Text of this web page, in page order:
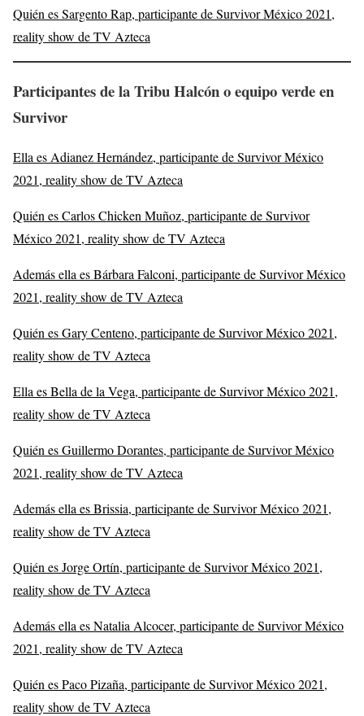
Quién es Sargento Rap, participante de Survivor México 2021,
reality show de TV Azteca
Participantes de la Tribu Halcón o equipo verde en
Survivor
Ella es Adianez Hernández, participante de Survivor México
2021, reality show de TV Azteca
Quién es Carlos Chicken Muñoz, participante de Survivor
México 2021, reality show de TV Azteca
Además ella es Bárbara Falconi, participante de Survivor México
2021, reality show de TV Azteca
Quién es Gary Centeno, participante de Survivor México 2021,
reality show de TV Azteca
Ella es Bella de la Vega, participante de Survivor México 2021,
reality show de TV Azteca
Quién es Guillermo Dorantes, participante de Survivor México
2021, reality show de TV Azteca
Además ella es Brissia, participante de Survivor México 2021,
reality show de TV Azteca
Quién es Jorge Ortín, participante de Survivor México 2021,
reality show de TV Azteca
Además ella es Natalia Alcocer, participante de Survivor México
2021, reality show de TV Azteca
Quién es Paco Pizaña, participante de Survivor México 2021,
reality show de TV Azteca